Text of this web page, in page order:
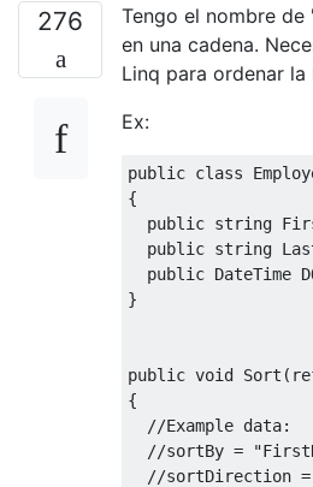
276
Tengo el nombre
en una cadena.
Linq para ordenar
Ex:
public class
{
public string
public string
public DateTime
}
public void Sort (
{
//Example data:
//sortBy =
//sortDirection =